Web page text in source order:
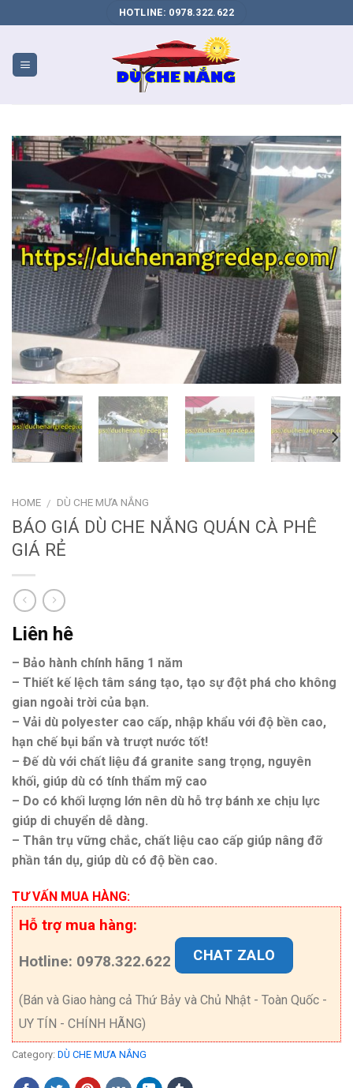
VỤ
WEB
HOTLINE: 0978.322.622
HOME / DÙ CHE MƯA NẮNG
BÁO GIÁ DÙ CHE NẮNG QUÁN CÀ PHÊ
GIÁ RẺ
Liên hê
– Bảo hành chính hãng 1 năm
– Thiết kế lệch tâm sáng tạo, tạo sự đột phá cho không
gian ngoài trời của bạn.
– Vải dù polyester cao cấp, nhập khẩu với độ bền cao,
hạn chế bụi bẩn và trượt nước tốt!
– Đế dù với chất liệu đá granite sang trọng, nguyên
khối, giúp dù có tính thẩm mỹ cao
– Do có khối lượng lớn nên dù hỗ trợ bánh xe chịu lực
giúp di chuyển dễ dàng.
– Thân trụ vững chắc, chất liệu cao cấp giúp nâng đỡ
phần tán dụ, giúp dù có độ bền cao.
TƯ VẤN MUA HÀNG:
Hỗ trợ mua hàng:
Hotline: 0978.322.622 CHAT ZALO
(Bán và Giao hàng cả Thứ Bảy và Chủ Nhật - Toàn Quốc -
UY TÍN - CHÍNH HÃNG)
Category: DÙ CHE MƯA NẮNG